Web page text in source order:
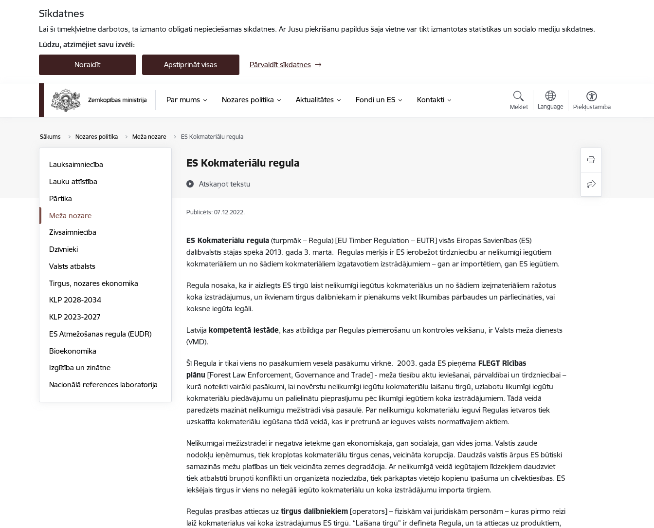
Sīkdatnes
Lai šī tīmekļvietne darbotos, tā izmanto obligāti nepieciešamās sīkdatnes. Ar Jūsu piekrišanu papildus šajā vietnē var tikt izmantotas statistikas un sociālo mediju sīkdatnes.
Lūdzu, atzīmējiet savu izvēli:
Noraidīt Apstiprināt visas Pārvaldīt sīkdatnes
Par mums Nozares politika Aktualitātes Fondi un ES Kontakti
Meklēt Language Piekļūstamība
Sākums Nozares politika Meža nozare ES Kokmateriālu regula
ES Kokmateriālu regula
Atskaņot tekstu
Lauksaimniecība
Lauku attīstība
Pārtika
Meža nozare
Zivsaimniecība
Dzīvnieki
Valsts atbalsts
Tirgus, nozares ekonomika
KLP 2028-2034
KLP 2023-2027
ES Atmežošanas regula (EUDR)
Bioekonomika
Izglītība un zinātne
Nacionālā references laboratorija
Publicēts: 07.12.2022.
ES Kokmateriālu regula (turpmāk – Regula) [EU Timber Regulation – EUTR] visās Eiropas Savienības (ES)
dalībvalstīs stājās spēkā 2013. gada 3. martā. Regulas mērķis ir ES ierobežot tirdzniecību ar nelikumīgi iegūtiem
kokmateriāliem un no šādiem kokmateriāliem izgatavotiem izstrādājumiem – gan ar importētiem, gan ES iegūtiem.
Regula nosaka, ka ir aizliegts ES tirgū laist nelikumīgi iegūtus kokmateriālus un no šādiem izejmateriāliem ražotus
koka izstrādājumus, un ikvienam tirgus dalībniekam ir pienākums veikt likumības pārbaudes un pārliecināties, vai
koksne iegūta legāli.
Latvijākompetentā iestāde, kas atbildīga par Regulas piemērošanu un kontroles veikšanu, ir Valsts meža dienests
(VMD).
Šī Regula ir tikai viens no pasākumiem veselā pasākumu virknē. 2003. gadā ES pieņēma FLEGT Rīcības
plānu [Forest Law Enforcement, Governance and Trade] - meža tiesību aktu ieviešanai, pārvaldībai un tirdzniecībai –
kurā noteikti vairāki pasākumi, lai novērstu nelikumīgi iegūtu kokmateriālu laišanu tirgū, uzlabotu likumīgi iegūtu
kokmateriālu piedāvājumu un palielinātu pieprasījumu pēc likumīgi iegūtiem koka izstrādājumiem. Tādā veidā
paredzēts mazināt nelikumīgu mežistrādi visā pasaulē. Par nelikumīgu kokmateriālu ieguvi Regulas ietvaros tiek
uzskatīta kokmateriālu iegūšana tādā veidā, kas ir pretrunā ar ieguves valsts normatīvajiem aktiem.
Nelikumīgai mežizstrādei ir negatīva ietekme gan ekonomiskajā, gan sociālajā, gan vides jomā. Valstis zaudē
nodokļu ieņēmumus, tiek kropļotas kokmateriālu tirgus cenas, veicināta korupcija. Daudzās valstīs ārpus ES būtiski
samazinās mežu platības un tiek veicināta zemes degradācija. Ar nelikumīgā veidā iegūtajiem līdzekļiem daudzviet
tiek atbalstīti bruņoti konflikti un organizētā noziedzība, tiek pārkāptas vietējo kopienu īpašuma un cilvēktiesības. ES
iekšējais tirgus ir viens no nelegāli iegūto kokmateriālu un koka izstrādājumu importa tirgiem.
Regulas prasības attiecas uztirgus dalībniekiem [operators] – fiziskām vai juridiskām personām – kuras pirmo reizi
laiž kokmateriālus vai koka izstrādājumus ES tirgū. “Laišana tirgū” ir definēta Regulā, un tā attiecas uz produktiem,